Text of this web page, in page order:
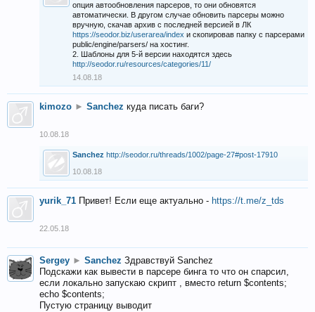
опция автообновления парсеров, то они обновятся
автоматически. В другом случае обновить парсеры можно
вручную, скачав архив с последней версией в ЛК
https://seodor.biz/userarea/index и скопировав папку с парсерами
public/engine/parsers/ на хостинг.
2. Шаблоны для 5-й версии находятся здесь
http://seodor.ru/resources/categories/11/
14.08.18
kimozo ► Sanchez куда писать баги?
10.08.18
Sanchez http://seodor.ru/threads/1002/page-27#post-17910
10.08.18
yurik_71 Привет! Если еще актуально - https://t.me/z_tds
22.05.18
Sergey ► Sanchez Здравствуй Sanchez
Подскажи как вывести в парсере бинга то что он спарсил,
если локально запускаю скрипт , вместо return $contents;
echo $contents;
Пустую страницу выводит